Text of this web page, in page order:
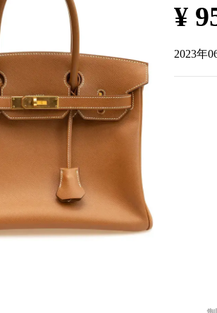
出張買取の
お申込み
¥
2023年